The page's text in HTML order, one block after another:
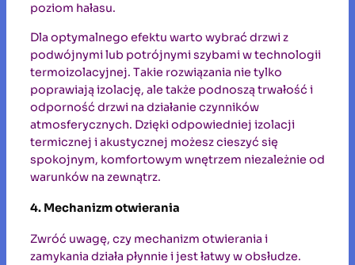
poziom hałasu.
Dla optymalnego efektu warto wybrać drzwi z
podwójnymi lub potrójnymi szybami w technologii
termoizolacyjnej. Takie rozwiązania nie tylko
poprawiają izolację, ale także podnoszą trwałość i
odporność drzwi na działanie czynników
atmosferycznych. Dzięki odpowiedniej izolacji
termicznej i akustycznej możesz cieszyć się
spokojnym, komfortowym wnętrzem niezależnie od
warunków na zewnątrz.
4. Mechanizm otwierania
Zwróć uwagę, czy mechanizm otwierania i
zamykania działa płynnie i jest łatwy w obsłudze.